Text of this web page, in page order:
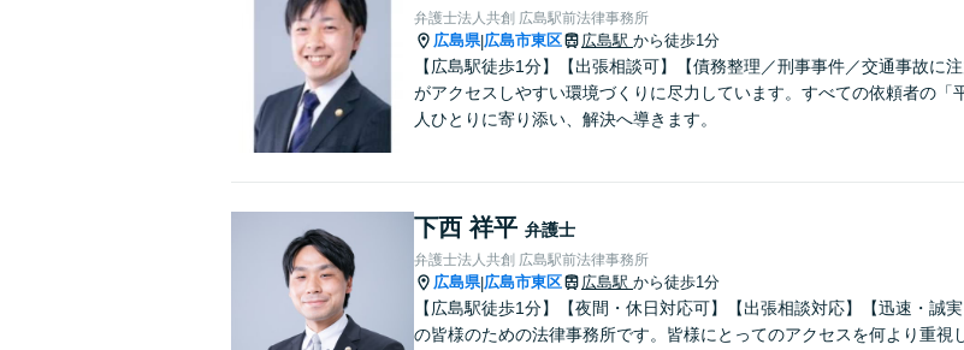
弁護士法人共創 広島駅前法律事務所
広島県|広島市東区 広島駅 から徒歩1分
【広島駅徒歩1分】【出張相談可】【債務整理／刑事事件／交通事故に
がアクセスしやすい環境づくりに尽力しています。すべての依頼者の「
人ひとりに寄り添い、解決へ導きます。
下西 祥平 弁護士
弁護士法人共創 広島駅前法律事務所
広島県|広島市東区 広島駅 から徒歩1分
【広島駅徒歩1分】【夜間・休日対応可】【出張相談対応】【迅速・誠
の皆様のための法律事務所です。皆様にとってのアクセスを何より重視